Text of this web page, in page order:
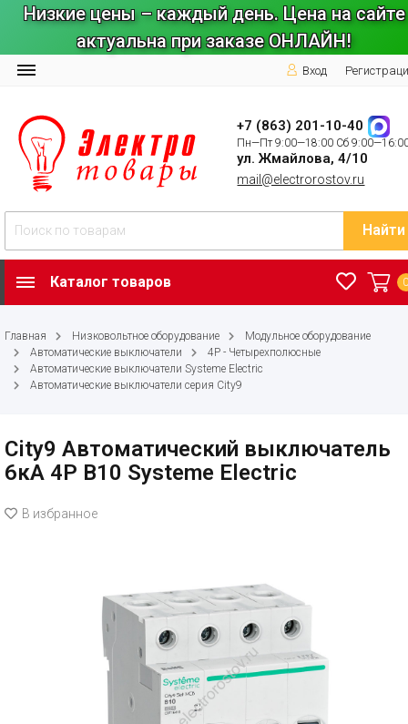
Низкие цены – каждый день. Цена на сайте
актуальна при заказе ОНЛАЙН!
Вход
+7 (863) 201-10-40
Пн—Пт 9:00—18:00 Сб
ул. Жмайлова, 4/10
mail@electrorostov.ru
Найти
Каталог товаров
Главная Низковольтное оборудование
Модульное оборудование
Автоматические выключатели
4P - Четырехполюсные
Автоматические выключатели Systeme Electric
Автоматические выключатели серия City9
City9 Автоматический выключатель
6кА 4P B10 Systeme Electric
В избранное